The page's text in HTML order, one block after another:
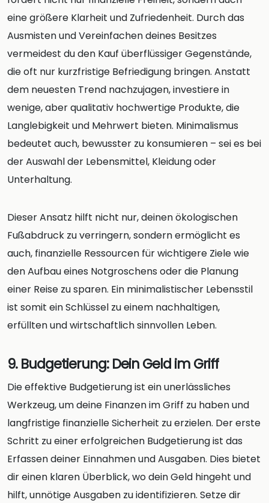
eine größere Klarheit und Zufriedenheit. Durch das
Ausmisten und Vereinfachen deines Besitzes
vermeidest du den Kauf überflüssiger Gegenstände,
die oft nur kurzfristige Befriedigung bringen. Anstatt
dem neuesten Trend nachzujagen, investiere in
wenige, aber qualitativ hochwertige Produkte, die
Langlebigkeit und Mehrwert bieten. Minimalismus
bedeutet auch, bewusster zu konsumieren – sei es bei
der Auswahl der Lebensmittel, Kleidung oder
Unterhaltung.
Dieser Ansatz hilft nicht nur, deinen ökologischen
Fußabdruck zu verringern, sondern ermöglicht es
auch, finanzielle Ressourcen für wichtigere Ziele wie
den Aufbau eines Notgroschens oder die Planung
einer Reise zu sparen. Ein minimalistischer Lebensstil
ist somit ein Schlüssel zu einem nachhaltigen,
erfüllten und wirtschaftlich sinnvollen Leben.
9. Budgetierung: Dein Geld im Griff
Die effektive Budgetierung ist ein unerlässliches
Werkzeug, um deine Finanzen im Griff zu haben und
langfristige finanzielle Sicherheit zu erzielen. Der erste
Schritt zu einer erfolgreichen Budgetierung ist das
Erfassen deiner Einnahmen und Ausgaben. Dies bietet
dir einen klaren Überblick, wo dein Geld hingeht und
hilft, unnötige Ausgaben zu identifizieren. Setze dir